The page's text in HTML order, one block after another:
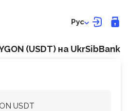
Рус
(USDT) на UkrSibBank
USDT